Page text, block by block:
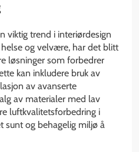
viktig trend i interiørdesign
og velvære, har det blitt
løsninger som forbedrer
kan inkludere bruk av
av avanserte
av materialer med lav
luftkvalitetsforbedring i
sunt og behagelig miljø å